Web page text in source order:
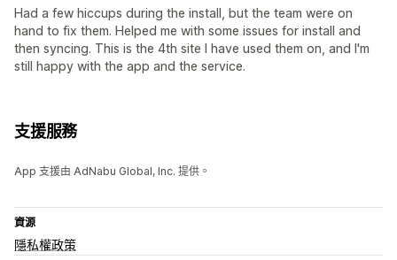
Had a few hiccups during the install, but the team were on
hand to fix them. Helped me with some issues for install and
then syncing. This is the 4th site I have used them on, and I'm
still happy with the app and the service.
支援服務
App 支援由 AdNabu Global, Inc. 提供。
資源
隱私權政策